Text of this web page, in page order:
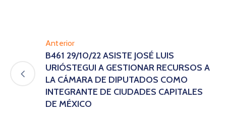
Anterior
B461 29/10/22 ASISTE JOSÉ LUIS
URIÓSTEGUI A GESTIONAR RECURSOS A
LA CÁMARA DE DIPUTADOS COMO
INTEGRANTE DE CIUDADES CAPITALES
DE MÉXICO